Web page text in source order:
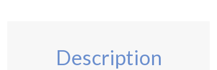
Description